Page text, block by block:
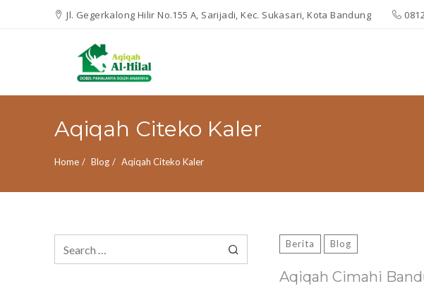
Jl. Gegerkalong Hilir No.155 A, Sarijadi, Kec. Sukasari, Kota Bandung
Aqiqah Citeko Kaler
Home Blog Aqiqah Citeko Kaler
Berita Blog
Aqiqah Cimahi
for: